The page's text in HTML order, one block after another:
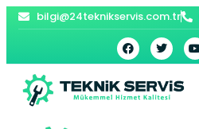
bilgi@24teknikservis.com.tr